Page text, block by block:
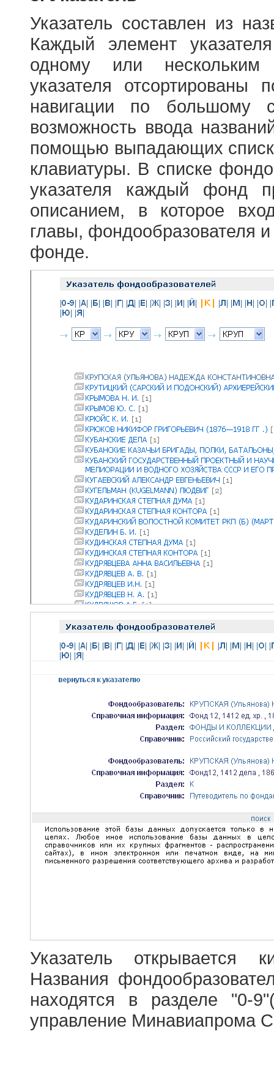
Указатель составлен из
Каждый элемент
одному или
указателя отсортированы
навигации по большому
возможность ввода
помощью выпадающих
клавиатуры. В списке
указателя каждый фонд
описанием, в которое
главы, фондообразователя
фонде.
Указатель открывается
Названия
находятся в разделе "0-
управление Минавиапрома